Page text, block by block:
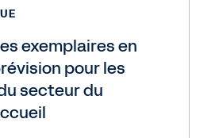
exemplaires en
pour les
secteur du